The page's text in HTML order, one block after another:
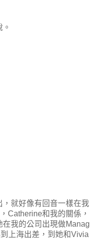
就好像有回音一樣在我
Catherine和我的關係，
我的公司出現做Manag
上海出差，到她和Vivia